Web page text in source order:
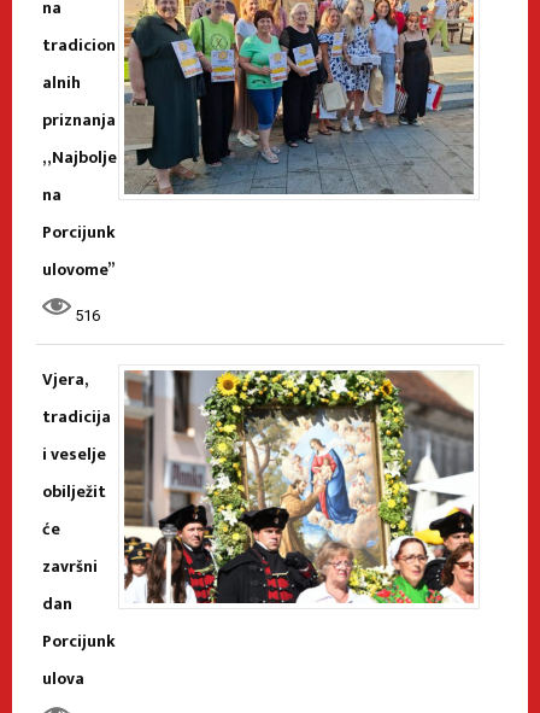
na
tradicion
alnih
priznanja
„Najbolje
na
Porcijunk
ulovome”
516
Vjera,
tradicija
i veselje
obilježit
će
završni
dan
Porcijunk
ulova